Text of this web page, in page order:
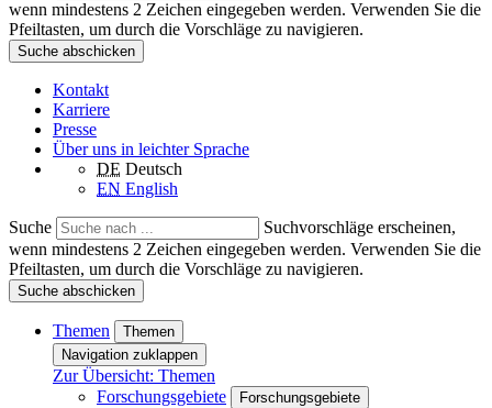
wenn mindestens 2 Zeichen eingegeben werden. Verwenden Sie die
Pfeiltasten, um durch die Vorschläge zu navigieren.
Suche abschicken
Kontakt
Karriere
Presse
Über uns in leichter Sprache
DE Deutsch
EN English
Suche
Suchvorschläge erscheinen,
wenn mindestens 2 Zeichen eingegeben werden. Verwenden Sie die
Pfeiltasten, um durch die Vorschläge zu navigieren.
Suche abschicken
Themen
Themen
Navigation zuklappen
Zur Übersicht: Themen
Forschungsgebiete
Forschungsgebiete